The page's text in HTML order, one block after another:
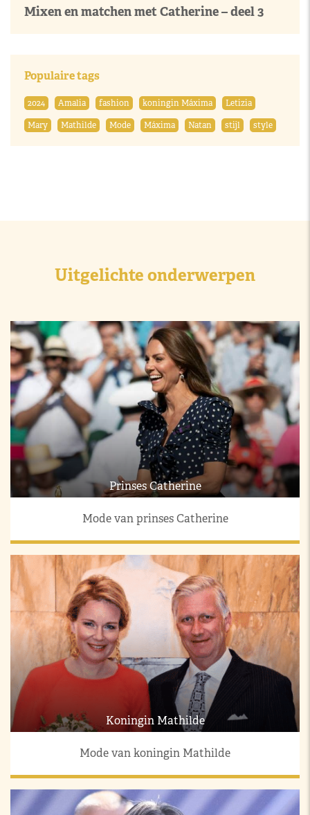
Mixen en matchen met Catherine – deel 3
Populaire tags
2024 Amalia fashion koningin Máxima
Letizia
Mary
Mathilde Mode Máxima Natan stijl style
Uitgelichte onderwerpen
Prinses Catherine
Mode van prinses Catherine
Koningin Mathilde
Mode van koningin Mathilde